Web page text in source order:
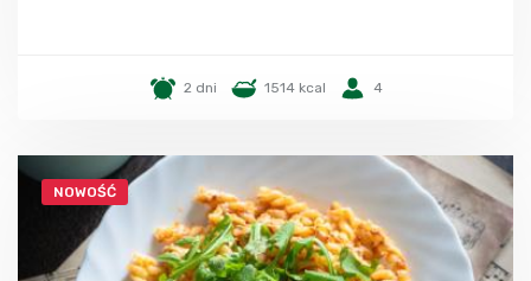
2 dni 1514 kcal 4
NOWOŚĆ